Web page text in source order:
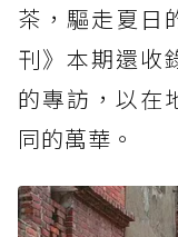
茶，驅走夏日
刊》本期還收
的專訪，以在
同的萬華。